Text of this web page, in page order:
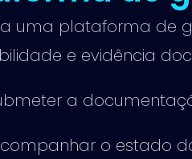
uma plataforma
e evidência
a
o estado